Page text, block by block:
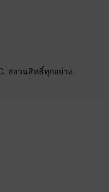
สงวนสิทธิ์ทุกอย่าง.